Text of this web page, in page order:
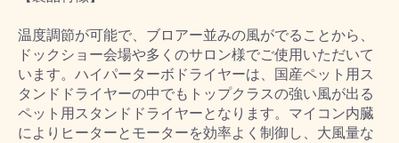
温度調節が可能で、ブロアー並みの風がでることから、
ドックショー会場や多くのサロン様でご使用いただいて
います。ハイパーターボドライヤーは、国産ペット用ス
タンドドライヤーの中でもトップクラスの強い風が出る
ペット用スタンドドライヤーとなります。マイコン内臓
によりヒーターとモーターを効率よく制御し、大風量な